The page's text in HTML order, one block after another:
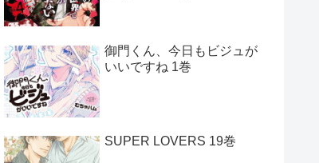
御門くん、今日もビジュが
いいですね 1巻
SUPER LOVERS 19巻